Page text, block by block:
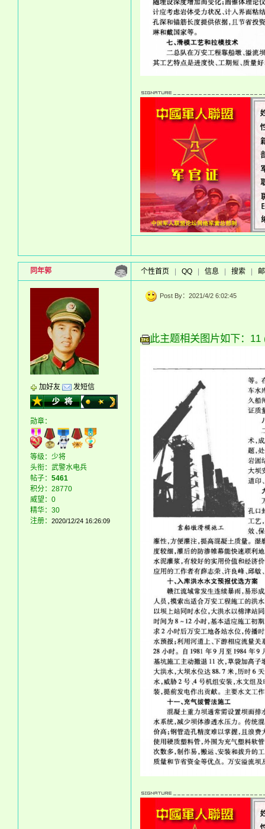
同年郭 个性首页 QQ 信息 搜索
加好友 发短信
勋章：
等级：少将
头衔：武警水电兵
帖子： 5461
积分：28770
威望：0
精华：30
注册：
2020/12/24 16:26:09
Post By：2021/4/2 6:02:45
此主题相关图片如下：11